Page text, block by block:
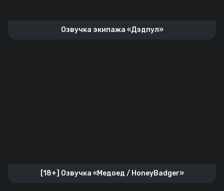
Озвучка экипажа «Дэдпул»
[18+] Озвучка «Медоед / HoneyBadger»